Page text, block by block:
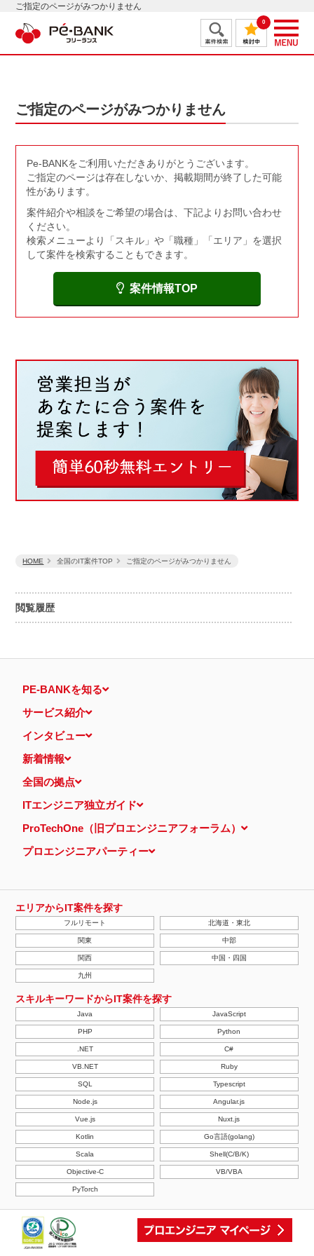
ご指定のページがみつかりません
0
閲覧履歴
HOME 全国のIT案件TOP ご指定のページがみつかりません
ご指定のページがみつかりません
Pe-BANKをご利用いただきありがとうございます。
ご指定のページは存在しないか、掲載期間が終了した可能
性があります。
案件紹介や相談をご希望の場合は、下記よりお問い合わせ
ください。
検索メニューより「スキル」や「職種」「エリア」を選択
して案件を検索することもできます。
案件情報TOP
PE-BANKを知る
サービス紹介
インタビュー
新着情報
全国の拠点
ITエンジニア独立ガイド
ProTechOne（旧プロエンジニアフォーラム）
プロエンジニアパーティー
エリアからIT案件を探す
フルリモート 北海道・東北
関東 中部
関西 中国・四国
九州
スキルキーワードからIT案件を探す
Java JavaScript
PHP Python
.NET C#
VB.NET Ruby
SQL Typescript
Node.js Angular.js
Vue.js Nuxt.js
Kotlin Go言語(golang)
Scala Shell(C/B/K)
Objective-C VB/VBA
PyTorch